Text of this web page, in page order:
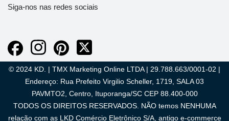
Siga-nos nas redes sociais
© 2024 KD. | TMX Marketing Online LTDA | 29.788.663/0001-02 |
Endereço: Rua Prefeito Virgilio Scheller, 1719, SALA 03
PAVMTO2, Centro, Ituporanga/SC CEP 88.400-000
TODOS OS DIREITOS RESERVADOS. NÃO temos NENHUMA
relação com as LKD Comércio Eletrônico S/A, antigo e-commerce